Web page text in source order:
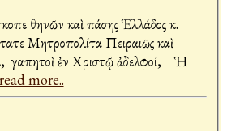
Ἀθηνῶν καὶ πάσης Ἑλλάδος κ.
Μητροπολίτα Πειραιῶς καὶ
Ἀγαπητοὶ ἐν Χριστῷ ἀδελφοί, Ἡ
read more..